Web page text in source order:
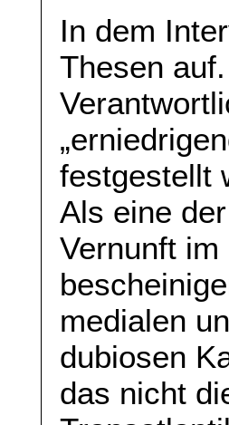
In dem
Thesen
festgestellt
Als eine
Vernunft
medialen
dubiosen
das nicht